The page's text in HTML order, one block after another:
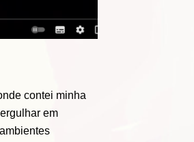
contei minha
em